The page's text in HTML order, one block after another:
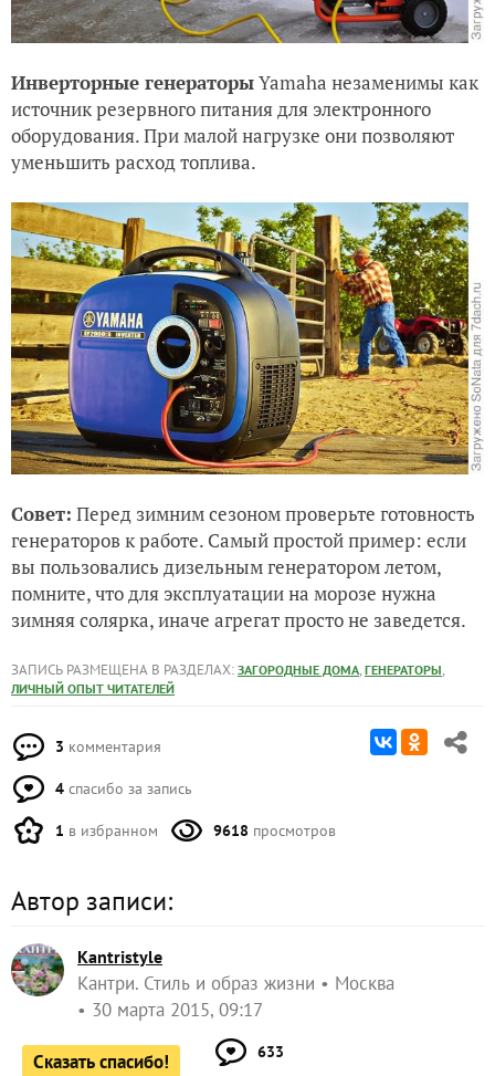
Инверторные генераторыYamaha незаменимы как
источник резервного питания для электронного
оборудования. При малой нагрузке они позволяют
уменьшить расход топлива.
Совет: Перед зимним сезоном проверьте готовность
генераторов к работе. Самый простой пример: если
вы пользовались дизельным генератором летом,
помните, что для эксплуатации на морозе нужна
зимняя солярка, иначе агрегат просто не заведется.
ЗАПИСЬ РАЗМЕЩЕНА В РАЗДЕЛАХ: ЗАГОРОДНЫЕ ДОМА, ГЕНЕРАТОРЫ,
ЛИЧНЫЙ ОПЫТ ЧИТАТЕЛЕЙ
3 комментария
4 спасибо за запись
1 в избранном 9618 просмотров
Автор записи:
Kantristyle
Кантри. Стиль и образ жизни
Москва
30 марта 2015, 09:17
Сказать спасибо! 633